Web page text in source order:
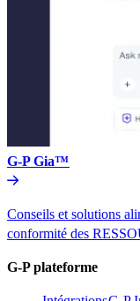
G-P Gia™​​
Conseils et solutions
conformité des
G-P plateforme​​